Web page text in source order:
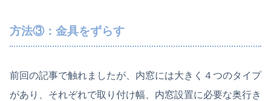
方法③：金具をずらす
前回の記事で触れましたが、内窓には大きく４つのタイプ
があり、それぞれで取り付け幅、内窓設置に必要な奥行き